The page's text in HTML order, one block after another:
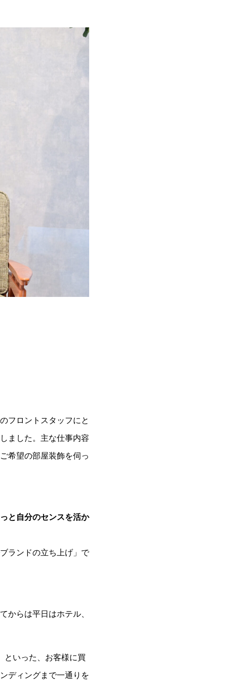
フロントスタッフにと
ました。主な仕事内容
希望の部屋装飾を伺っ
っと自分のセンスを活か
ランドの立ち上げ」で
からは平日はホテル、
といった、お客様に買
ディングまで一通りを